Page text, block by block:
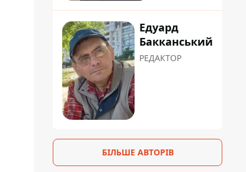
Едуард
Бакканський
РЕДАКТОР
БІЛЬШЕ АВТОРІВ